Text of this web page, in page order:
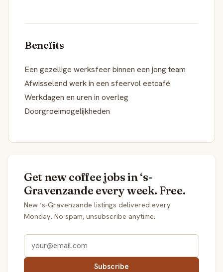
Benefits
Een gezellige werksfeer binnen een jong team
Afwisselend werk in een sfeervol eetcafé
Werkdagen en uren in overleg
Doorgroeimogelijkheden
Get new coffee jobs in ‘s-
Gravenzande every week. Free.
New ‘s-Gravenzande listings delivered every
Monday. No spam, unsubscribe anytime.
Subscribe